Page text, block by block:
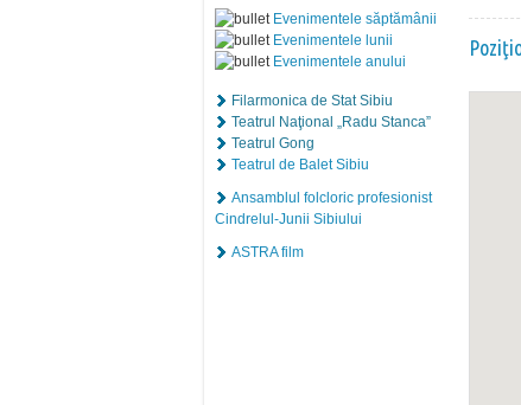
Evenimentele săptămânii
Evenimentele lunii
Evenimentele anului
Filarmonica de Stat Sibiu
Teatrul Naţional „Radu Stanca”
Teatrul Gong
Teatrul de Balet Sibiu
Ansamblul folcloric profesionist
Cindrelul-Junii Sibiului
ASTRA film